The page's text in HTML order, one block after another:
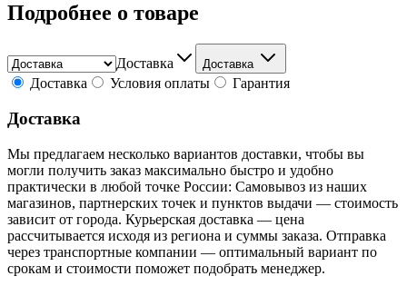
Подробнее о товаре
Доставка Доставка
Доставка Условия оплаты Гарантия
Доставка
Мы предлагаем несколько вариантов доставки, чтобы вы
могли получить заказ максимально быстро и удобно
практически в любой точке России: Самовывоз из наших
магазинов, партнерских точек и пунктов выдачи — стоимость
зависит от города. Курьерская доставка — цена
рассчитывается исходя из региона и суммы заказа. Отправка
через транспортные компании — оптимальный вариант по
срокам и стоимости поможет подобрать менеджер.